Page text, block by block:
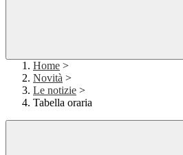
Home >
Novità >
Le notizie >
Tabella oraria